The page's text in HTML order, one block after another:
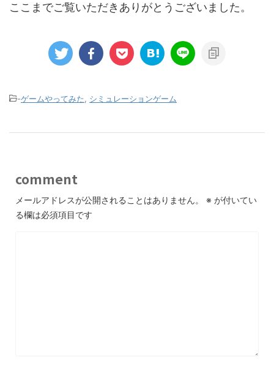
ここまでご覧いただきありがとうございました。
-ゲームやってみた, シミュレーションゲーム
comment
メールアドレスが公開されることはありません。 ※ が付いてい
る欄は必須項目です